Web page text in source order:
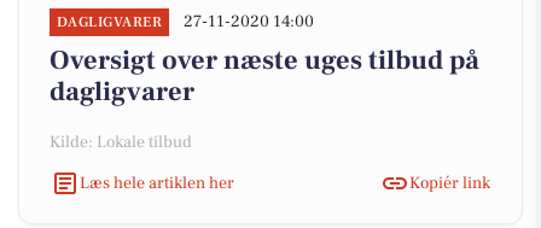
DAGLIGVARER 27-11-2020 14:00
Oversigt over næste uges tilbud på
dagligvarer
Kilde: Lokale tilbud
Læs hele artiklen her
Kopiér link